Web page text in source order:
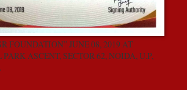
FOUNDATION” JUNE 08, 2019 AT
PARK ASCENT, SECTOR 62, NOIDA, U.P,